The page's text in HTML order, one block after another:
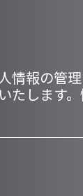
情報の管
たします